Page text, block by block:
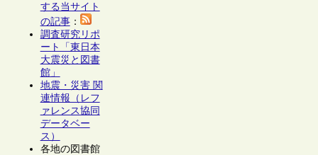
する当サイト
の記事：
調査研究リポ
ート「東日本
大震災と図書
館」
地震・災害 関
連情報（レフ
ァレンス協同
データベー
ス）
各地の図書館